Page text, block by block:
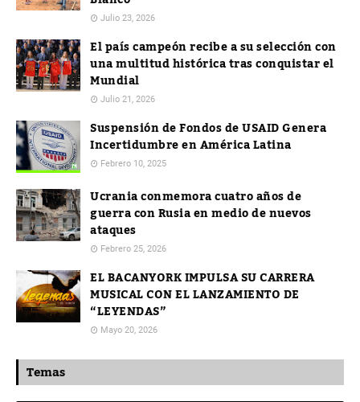
Julio 23, 2026
El país campeón recibe a su selección con
una multitud histórica tras conquistar el
Mundial
Julio 21, 2026
Suspensión de Fondos de USAID Genera
Incertidumbre en América Latina
Febrero 10, 2025
Ucrania conmemora cuatro años de
guerra con Rusia en medio de nuevos
ataques
Febrero 25, 2026
EL BACANYORK IMPULSA SU CARRERA
MUSICAL CON EL LANZAMIENTO DE
“LEYENDAS”
Mayo 20, 2026
Temas